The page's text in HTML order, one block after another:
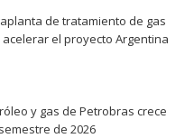
de tratamiento de gas
el proyecto Argentina
y gas de Petrobras crece
de 2026